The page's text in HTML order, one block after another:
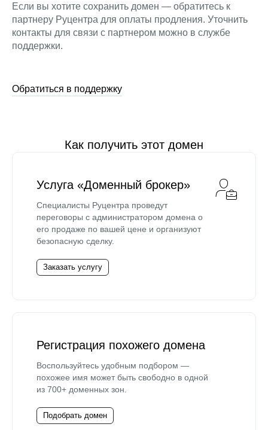
Если вы хотите сохранить домен — обратитесь к
партнеру Руцентра для оплаты продления. Уточнить
контакты для связи с партнером можно в службе
поддержки.
Обратиться в поддержку
Как получить этот домен
Услуга «Доменный брокер»
Специалисты Руцентра проведут
переговоры с администратором домена о
его продаже по вашей цене и организуют
безопасную сделку.
Заказать услугу
Регистрация похожего домена
Воспользуйтесь удобным подбором —
похожее имя может быть свободно в одной
из 700+ доменных зон.
Подобрать домен